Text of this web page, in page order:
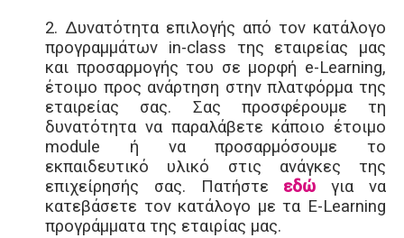
2. Δυνατότητα επιλογής από τον κατάλογο
προγραμμάτων in-class της εταιρείας μας
και προσαρμογής του σε μορφή e-Learning,
έτοιμο προς ανάρτηση στην πλατφόρμα της
εταιρείας σας. Σας προσφέρουμε τη
δυνατότητα να παραλάβετε κάποιο έτοιμο
module ή να προσαρμόσουμε το
εκπαιδευτικό υλικό στις ανάγκες της
επιχείρησής σας.
Πατήστε εδώ για να
κατεβάσετε τον κατάλογο με τα E-Learning
προγράμματα της εταιρίας μας.